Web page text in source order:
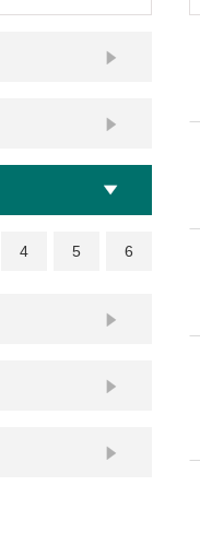



4 5 6


